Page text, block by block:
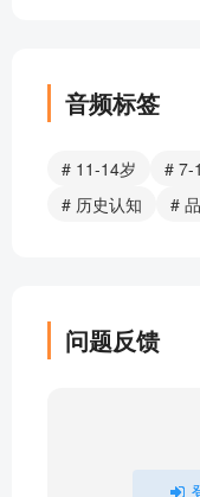
三国演义10：关羽
三国演义11：身在
三国演义12：千
三国演义13：官
三国演义17：舌战
三国演义18：草船
三国演义21：刘
三国演义22：赔
音频标签
# 11-14岁 # 7-
# 历史认知
#
问题反馈